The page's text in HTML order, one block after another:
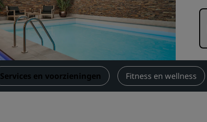
Vluchten zoeken
Vluchten zoeken
Zoek een restaurant
Services en voorzieningen Fitness en wellness